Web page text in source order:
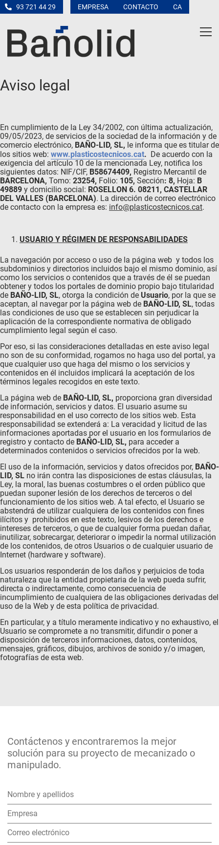
93 721 44 29 EMPRESA CONTACTO CA
Aviso legal
En cumplimiento de la Ley 34/2002, con última actualización,
09/05/2023, de servicios de la sociedad de la información y de
comercio electrónico, BAÑO-LID, SL, le informa que es titular de
los sitios web: www.plasticostecnicos.cat. De acuerdo con la
exigencia del artículo 10 de la mencionada Ley, notifica los
siguientes datos: NIF/CIF, B58674409, Registro Mercantil de
BARCELONA, Tomo: 23254, Folio: 105, Sección: 8, Hoja: B
49889 y domicilio social: ROSELLON 6. 08211, CASTELLAR
DEL VALLES (BARCELONA). La dirección de correo electrónico
de contacto con la empresa es: info@plasticostecnicos.cat.
USUARIO Y RÉGIMEN DE RESPONSABILIDADES
La navegación por acceso o uso de la página web y todos los
subdominios y directorios incluidos bajo el mismo dominio, así
como los servicios o contenidos que a través de él se puedan
obtener y todos los portales de dominio propio bajo titularidad
de BAÑO-LID, SL, otorga la condición de Usuario, por la que se
aceptan, al navegar por la página web de BAÑO-LID, SL, todas
las condiciones de uso que se establecen sin perjudicar la
aplicación de la correspondiente normativa de obligado
cumplimiento legal según el caso.
Por eso, si las consideraciones detalladas en este aviso legal
no son de su conformidad, rogamos no haga uso del portal, ya
que cualquier uso que haga del mismo o los servicios y
contenidos en él incluidos implicará la aceptación de los
términos legales recogidos en este texto.
La página web de BAÑO-LID, SL, proporciona gran diversidad
de información, servicios y datos. El usuario asume su
responsabilidad en el uso correcto de los sitios web. Esta
responsabilidad se extenderá a: La veracidad y licitud de las
informaciones aportadas por el usuario en los formularios de
registro y contacto de BAÑO-LID, SL, para acceder a
determinados contenidos o servicios ofrecidos por la web.
El uso de la información, servicios y datos ofrecidos por, BAÑO-
LID, SL no irán contra las disposiciones de estas cláusulas, la
Ley, la moral, las buenas costumbres o el orden público que
puedan suponer lesión de los derechos de terceros o del
funcionamiento de los sitios web. A tal efecto, el Usuario se
abstendrá de utilizar cualquiera de los contenidos con fines
ilícitos y prohibidos en este texto, lesivos de los derechos e
intereses de terceros, o que de cualquier forma puedan dañar,
inutilizar, sobrecargar, deteriorar o impedir la normal utilización
de los contenidos, de otros Usuarios o de cualquier usuario de
Internet (hardware y software).
Los usuarios responderán de los daños y perjuicios de toda
naturaleza que la entidad propietaria de la web pueda sufrir,
directa o indirectamente, como consecuencia de
incumplimiento de cualquiera de las obligaciones derivadas del
uso de la Web y de esta política de privacidad.
En particular, y a título meramente indicativo y no exhaustivo, el
Usuario se compromete a no transmitir, difundir o poner a
disposición de terceros informaciones, datos, contenidos,
mensajes, gráficos, dibujos, archivos de sonido y/o imagen,
fotografías de esta web.
Contáctenos y encontraremos la mejor
solución para su proyecto de mecanizado o
manipulado.